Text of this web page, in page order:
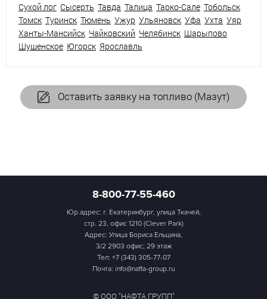
Сухой лог Сысерть Тавда Талица Тарко-Сале Тобольск
Томск Туринск Тюмень Ужур Ульяновск Уфа Ухта Уяр
Ханты-Мансийск Чайковский Челябинск Шарыпово
Шушенское Югорск Ярославль
Оставить заявку на топливо (Мазут)
8-800-77-55-460
Юр.адрес: г. Екатеринбург, улица Ткачей,
стр. 23, офис 1210 (Clever Park)
Адрес: Улица Бориса Ельцина,
3/2 2903 офис; 29 этаж
Тел: +7 (343) 305-77-07
Почта: info@nafta-group.ru
© ООО "НАФТА ГРУПП"